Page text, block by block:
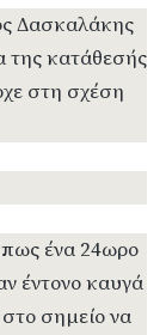
Δασκαλάκης
της κατάθεσής
στη σχέση
πως ένα 24ωρο
έντονο καυγά
σημείο να